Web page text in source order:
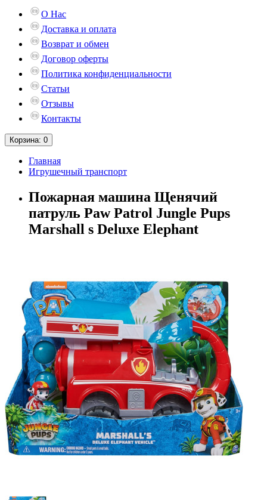
О Нас
Доставка и оплата
Возврат и обмен
Договор оферты
Политика конфиденциальности
Статьи
Отзывы
Контакты
Корзина: 0
Главная
Игрушечный транспорт
Пожарная машина Щенячий
патруль Paw Patrol Jungle Pups
Marshall s Deluxe Elephant